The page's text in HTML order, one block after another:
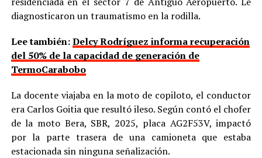
diagnosticaron un traumatismo en la rodilla.
Lee también:Delcy Rodríguez informa recuperación
del 50% de la capacidad de generación de
TermoCarabobo
La docente viajaba en la moto de copiloto, el conductor
era Carlos Goitia que resultó ileso. Según contó el chofer
de la moto Bera, SBR, 2025, placa AG2F53V, impactó
por la parte trasera de una camioneta que estaba
estacionada sin ninguna señalización.